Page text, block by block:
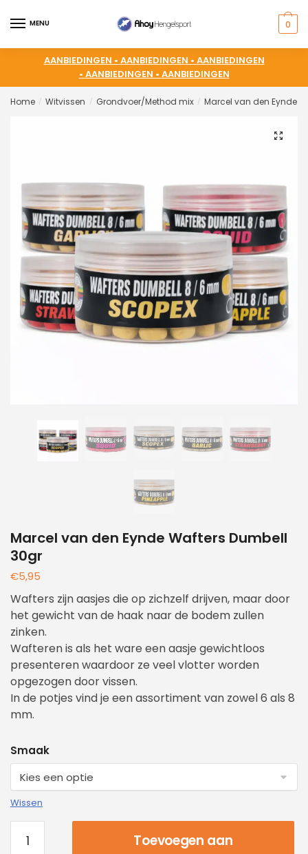
MENU 0
AANBIEDINGEN • AANBIEDINGEN • AANBIEDINGEN
• AANBIEDINGEN • AANBIEDINGEN
Home / Witvissen / Grondvoer/Method mix / Marcel van den Eynde
🔍
Marcel van den Eynde Wafters Dumbell
30gr
€5,95
Wafters zijn aasjes die op zichzelf drijven, maar door
het gewicht van de haak naar de bodem zullen
zinken.
Wafteren is als het ware een aasje gewichtloos
presenteren waardoor ze veel vlotter worden
opgezogen door vissen.
In de potjes vind je een assortiment van zowel 6 als 8
mm.
Smaak
Wissen
Toevoegen aan